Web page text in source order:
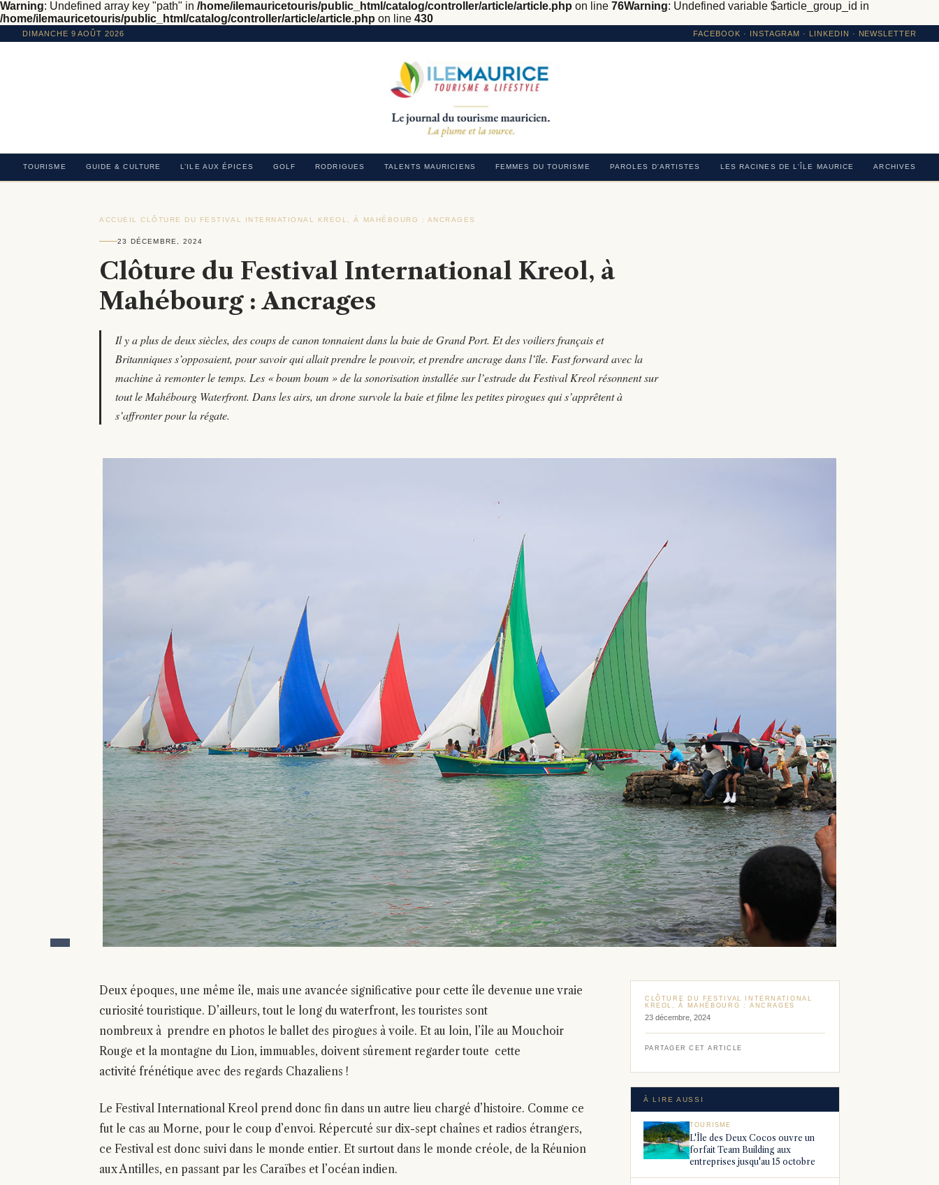
Warning: Undefined array key "path" in /home/ilemauricetouris/public_html/catalog/controller/article/article.php on line 76Warning: Undefined variable $article_group_id in
/home/ilemauricetouris/public_html/catalog/controller/article/article.php on line 430
DIMANCHE 9 AOÛT 2026 FACEBOOK · INSTAGRAM · LINKEDIN · NEWSLETTER
TOURISME GUIDE & CULTURE L’ILE AUX ÉPICES GOLF RODRIGUES TALENTS MAURICIENS FEMMES DU TOURISME PAROLES D'ARTISTES LES RACINES DE L'ÎLE MAURICE ARCHIVES
ACCUEIL ›CLÔTURE DU FESTIVAL INTERNATIONAL KREOL, À MAHÉBOURG : ANCRAGES
23 DÉCEMBRE, 2024
Clôture du Festival International Kreol, à
Mahébourg : Ancrages
Il y a plus de deux siècles, des coups de canon tonnaient dans la baie de Grand Port. Et des voiliers français et
Britanniques s’opposaient, pour savoir qui allait prendre le pouvoir, et prendre ancrage dans l’île. Fast forward avec la
machine à remonter le temps. Les « boum boum » de la sonorisation installée sur l’estrade du Festival Kreol résonnent sur
tout le Mahébourg Waterfront. Dans les airs, un drone survole la baie et filme les petites pirogues qui s’apprêtent à
s’affronter pour la régate.
Deux époques, une même île, mais une avancée significative pour cette île devenue une vraie
curiosité touristique. D’ailleurs, tout le long du waterfront, les touristes sont
nombreux à prendre en photos le ballet des pirogues à voile. Et au loin, l’île au Mouchoir
Rouge et la montagne du Lion, immuables, doivent sûrement regarder toute cette
activité frénétique avec des regards Chazaliens !
Le Festival International Kreol prend donc fin dans un autre lieu chargé d’histoire. Comme ce
fut le cas au Morne, pour le coup d’envoi. Répercuté sur dix-sept chaînes et radios étrangers,
ce Festival est donc suivi dans le monde entier. Et surtout dans le monde créole, de la Réunion
aux Antilles, en passant par les Caraïbes et l’océan indien.
CLÔTURE DU FESTIVAL INTERNATIONAL
KREOL, À MAHÉBOURG : ANCRAGES
23 décembre, 2024
PARTAGER CET ARTICLE
À LIRE AUSSI
TOURISME
L'Île des Deux Cocos ouvre un
forfait Team Building aux
entreprises jusqu'au 15 octobre